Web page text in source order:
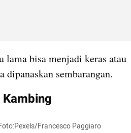
lama bisa menjadi keras atau
sembarangan.
Francesco Paggiaro